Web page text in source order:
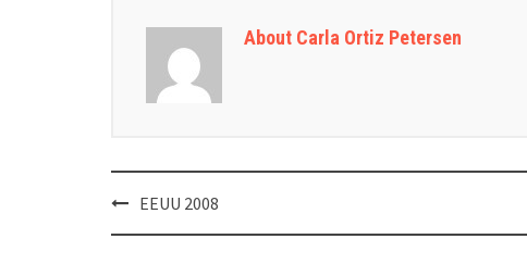
About Carla Ortiz Petersen
Post
navigation
EEUU 2008